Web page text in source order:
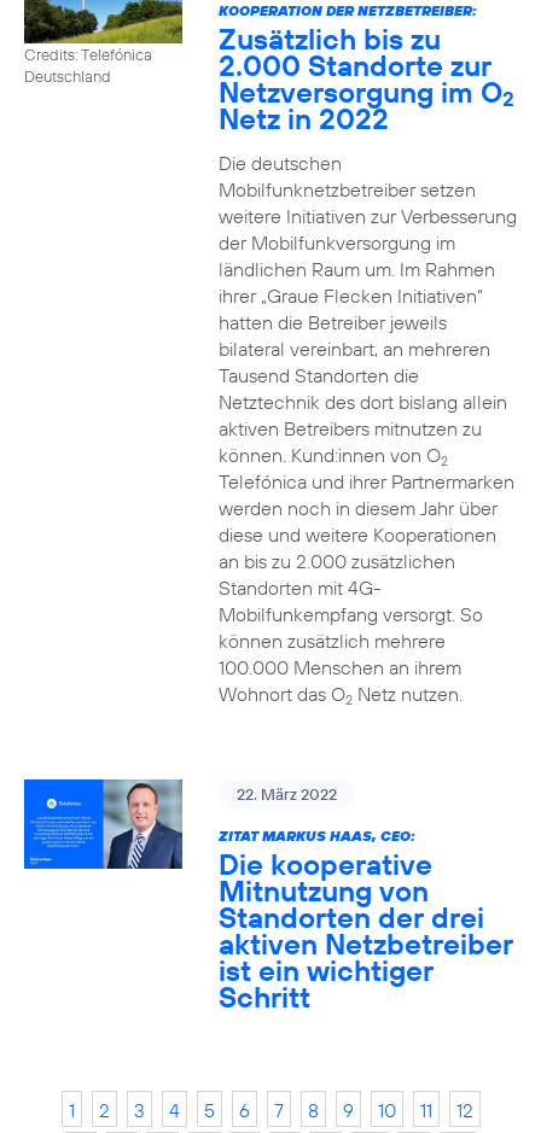
Credits: Telefónica
Deutschland
KOOPERATION DER NETZBETREIBER:
Zusätzlich bis zu
2.000 Standorte zur
Netzversorgung im O2
Netz in 2022
Die deutschen
Mobilfunknetzbetreiber setzen
weitere Initiativen zur Verbesserung
der Mobilfunkversorgung im
ländlichen Raum um. Im Rahmen
ihrer „Graue Flecken Initiativen“
hatten die Betreiber jeweils
bilateral vereinbart, an mehreren
Tausend Standorten die
Netztechnik des dort bislang allein
aktiven Betreibers mitnutzen zu
können. Kund:innen von O2
Telefónica und ihrer Partnermarken
werden noch in diesem Jahr über
diese und weitere Kooperationen
an bis zu 2.000 zusätzlichen
Standorten mit 4G-
Mobilfunkempfang versorgt. So
können zusätzlich mehrere
100.000 Menschen an ihrem
Wohnort das O2Netz nutzen.
22. März 2022
ZITAT MARKUS HAAS, CEO:
Die kooperative
Mitnutzung von
Standorten der drei
aktiven Netzbetreiber
ist ein wichtiger
Schritt
1 2 3 4 5 6 7 8 9 10 11
12